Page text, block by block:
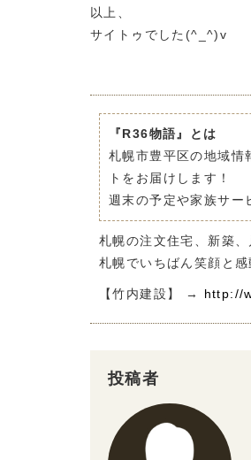
以上、
サイトゥでした(^_^)v
『R36物語』とは
札幌市豊平区の地域情
トをお届けします！
週末の予定や家族サー
札幌の注文住宅、新築
札幌でいちばん笑顔と
【竹内建設】 → http://
投稿者